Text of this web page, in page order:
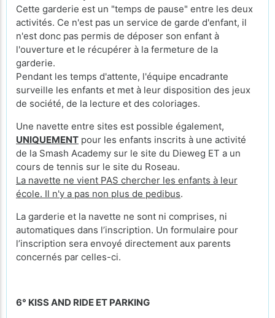
Cette garderie est un "temps de pause" entre les deux
activités. Ce n'est pas un service de garde d'enfant, il
n'est donc pas permis de déposer son enfant à
l'ouverture et le récupérer à la fermeture de la
garderie.
Pendant les temps d'attente, l'équipe encadrante
surveille les enfants et met à leur disposition des jeux
de société, de la lecture et des coloriages.
Une navette entre sites est possible également,
UNIQUEMENT pour les enfants inscrits à une activité
de la Smash Academy sur le site du Dieweg ET a un
cours de tennis sur le site du Roseau.
La navette ne vient PAS chercher les enfants à leur
école. Il n'y a pas non plus de pedibus.
La garderie et la navette ne sont ni comprises, ni
automatiques dans l’inscription. Un formulaire pour
l’inscription sera envoyé directement aux parents
concernés par celles-ci.
6° KISS AND RIDE ET PARKING